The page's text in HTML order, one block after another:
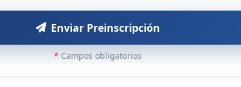
Enviar Preinscripción
* Campos obligatorios